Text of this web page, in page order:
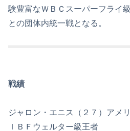
験豊富なＷＢＣスーパーフライ
との団体内統一戦となる。
戦績
ジャロン・エニス（２７）アメ
ＩＢＦウェルター級王者